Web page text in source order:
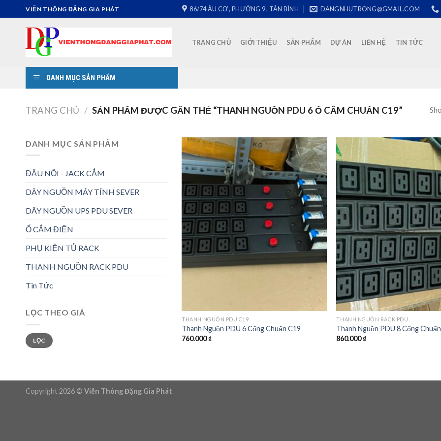
to
VIỄN THÔNG ĐẶNG GIA PHÁT 86/74 ÂU CƠ , PHƯỜNG 9 , TÂN BÌNH DANGNHUTRONG@GMAIL.COM
TRANG CHỦ GIỚI THIỆU SẢN PHẨM DỰ ÁN LIÊN HỆ TIN TỨC
DANH MỤC SẢN PHẨM
TRANG CHỦ / SẢN PHẨM ĐƯỢC GẮN THẺ “THANH NGUỒN PDU 6 Ổ CẮM CHUẨN C19”
DANH MỤC SẢN PHẨM
ĐẦU NỐI - JACK CẮM
DÂY NGUỒN MÁY TÍNH SEVER
DÂY NGUỒN UPS PDU SEVER
Ổ CẮM ĐIỆN
PHỤ KIỆN TỦ RACK
THANH NGUỒN RACK PDU
Tin Tức
LỌC THEO GIÁ
Giá
tối
thiểu
Giá
tối
đa
LỌC
THANH NGUỒN PDU C19
Thanh Nguồn PDU 6 Cổng Chuẩn C19
760.000₫
THANH NGUỒN RACK PDU
Thanh Nguồn PDU 8 Cổng
860.000₫
Copyright 2026 © Viễn Thông Đặng Gia Phát